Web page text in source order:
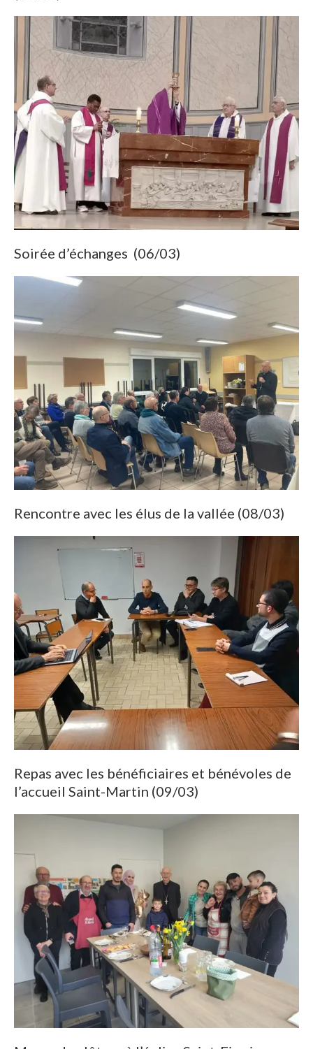
Soirée d’échanges (06/03)
Rencontre avec les élus de la vallée (08/03)
Repas avec les bénéficiaires et bénévoles de
l’accueil Saint-Martin (09/03)